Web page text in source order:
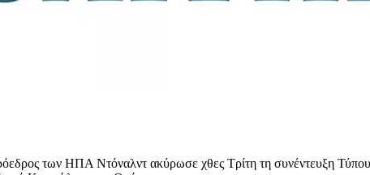
των ΗΠΑ Ντόναλντ ακύρωσε χθες Τρίτη τη συνέντευξη